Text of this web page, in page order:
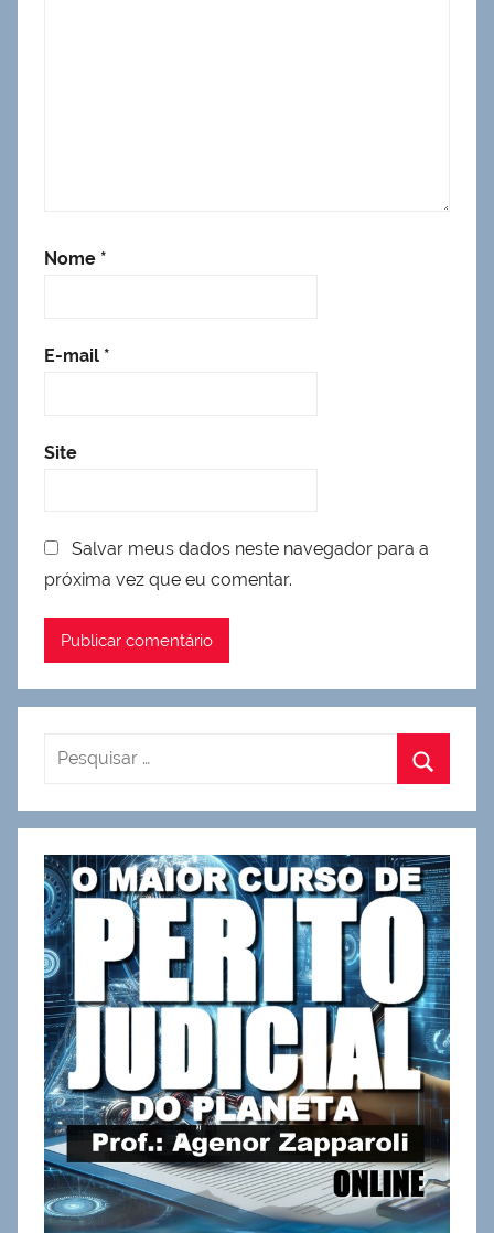
Nome *
E-mail *
Site
Salvar meus dados neste navegador para a
próxima vez que eu comentar.